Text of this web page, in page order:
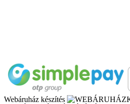
Webáruház készítés